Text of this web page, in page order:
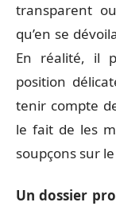
transparent
qu’en se
En réalité, il
position
tenir compte
le fait de les
soupçons sur
Un dossier